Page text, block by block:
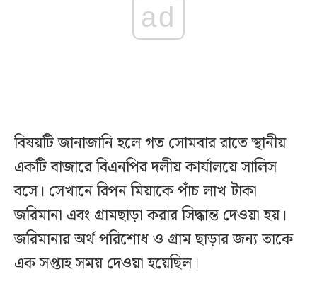
ad
বিষয়টি জানাজানি হলে গত সোমবার রাতে স্থানীয়
একটি বাজারে বিএনপির দলীয় কার্যালয়ে সালিস
বসে। সেখানে রিপন মিয়াকে পাঁচ লাখ টাকা
জরিমানা এবং গ্রামছাড়া করার সিদ্ধান্ত দেওয়া হয়।
জরিমানার অর্থ পরিশোধ ও গ্রাম ছাড়ার জন্য তাকে
এক সপ্তাহ সময় দেওয়া হয়েছিল।